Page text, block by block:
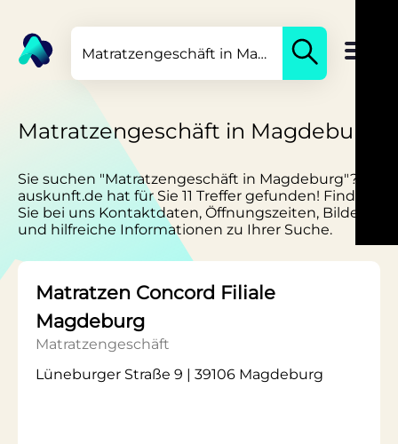
Matratzengeschäft in Magdeburg
Sie suchen "Matratzengeschäft in Magdeburg"?
auskunft.de hat für Sie 11 Treffer gefunden! Finden
Sie bei uns Kontaktdaten, Öffnungszeiten, Bilder
und hilfreiche Informationen zu Ihrer Suche.
Matratzen Concord Filiale
Magdeburg
Matratzengeschäft
Lüneburger Straße 9 | 39106 Magdeburg